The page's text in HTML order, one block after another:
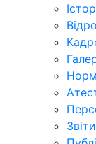
Звіти